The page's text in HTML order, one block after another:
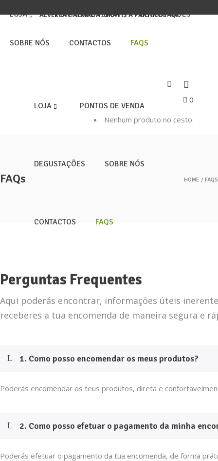
ALVERCA E ALMADA. GRÁTIS A PARTIR DE 40€.
LOJA PONTOS DE VENDA
DEGUSTAÇÕES SOBRE NÓS
CONTACTOS FAQS
0
Nenhum produto no cesto.
LOJA PONTOS DE VENDA DEGUSTAÇÕES
SOBRE NÓS CONTACTOS FAQS
FAQs HOME FAQS
Perguntas Frequentes
Aqui poderás encontrar, informações úteis
receberes a tua encomenda de maneira segura e
1. Como posso encomendar os meus produtos?
Poderás encomendar os teus produtos, direta e
2. Como posso efetuar o pagamento da minha
Poderás efetuar o pagamento da tua encomenda, de forma